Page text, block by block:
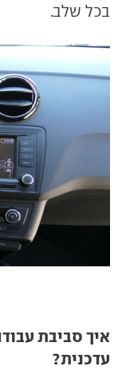
בכל שלב.
איך סביבת
עדכנית?